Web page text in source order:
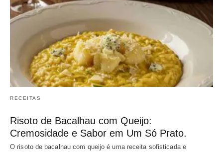
RECEITAS
Risoto de Bacalhau com Queijo:
Cremosidade e Sabor em Um Só Prato.
O risoto de bacalhau com queijo é uma receita sofisticada e